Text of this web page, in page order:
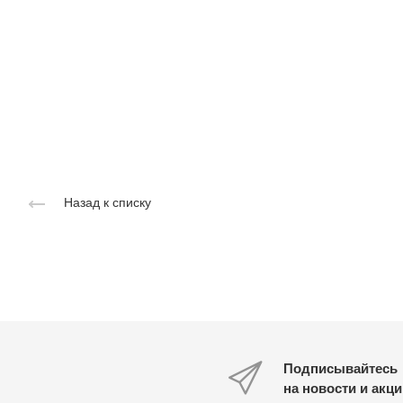
Назад к списку
Подписывайтесь
на новости и